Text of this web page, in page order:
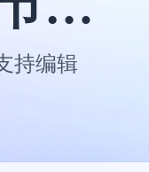
持编辑